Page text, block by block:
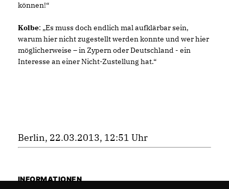
können!“
Kolbe: „Es muss doch endlich mal aufklärbar sein,
warum hier nicht zugestellt werden konnte und wer hier
möglicherweise – in Zypern oder Deutschland - ein
Interesse an einer Nicht-Zustellung hat.“
Berlin, 22.03.2013, 12:51 Uhr
INFORMATIONEN